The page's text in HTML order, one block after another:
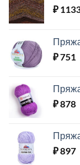
₽
₽751
₽878
₽897